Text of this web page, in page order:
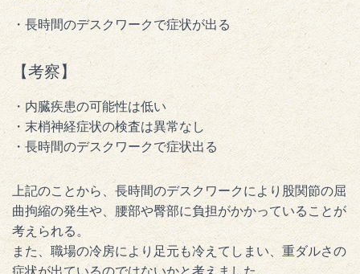
・長時間のデスクワークで症状が出る
【考察】
・内臓疾患の可能性は低い
・末梢神経症状の検査は異常なし
・長時間のデスクワークで症状出る
上記のことから、長時間のデスクワークにより股関節の屈
曲拘縮の発生や、腰部や臀部に負担がかかっていることが
考えられる。
また、職場の冷房により足元も冷えてしまい、重ダルさの
症状が出ているのではないかと考えました。